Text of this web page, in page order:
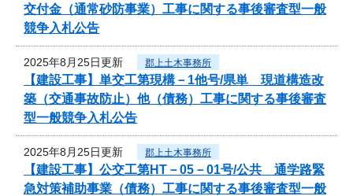
交付金（通常砂防事業）工事に関する事後審査型一般
競争入札公告
2025年8月25日更新 郡上土木事務所
【建設工事】単交工第現構－1他号/県単 現道構造改
築（交通事故防止）他（債務）工事に関する事後審査
型一般競争入札公告
2025年8月25日更新 郡上土木事務所
【建設工事】公交工第HT－05－01号/公共 通学路緊
急対策補助事業（債務）工事に関する事後審査型一般